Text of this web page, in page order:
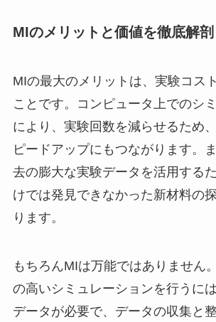
MIのメリットと価値を徹底解剖
MIの最大のメリットは、実験コス
ことです。コンピュータ上でのシ
により、実験回数を減らせるため
ピードアップにもつながります。
去の膨大な実験データを活用する
けでは発見できなかった新材料の
ります。
もちろんMIは万能ではありません
の高いシミュレーションを行うに
データが必要で、データの収集と